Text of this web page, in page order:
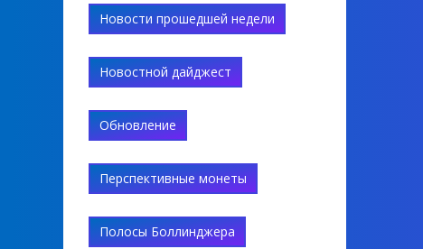
Новости прошедшей недели
Новостной дайджест
Обновление
Перспективные монеты
Полосы Боллинджера